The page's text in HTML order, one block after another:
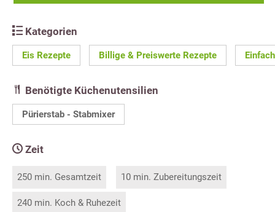
Kategorien
Eis Rezepte Billige & Preiswerte Rezepte
Benötigte Küchenutensilien
Pürierstab - Stabmixer
Zeit
250 min. Gesamtzeit 10 min. Zubereitungszeit
240 min. Koch & Ruhezeit